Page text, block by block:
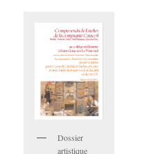
Dossier
artistique